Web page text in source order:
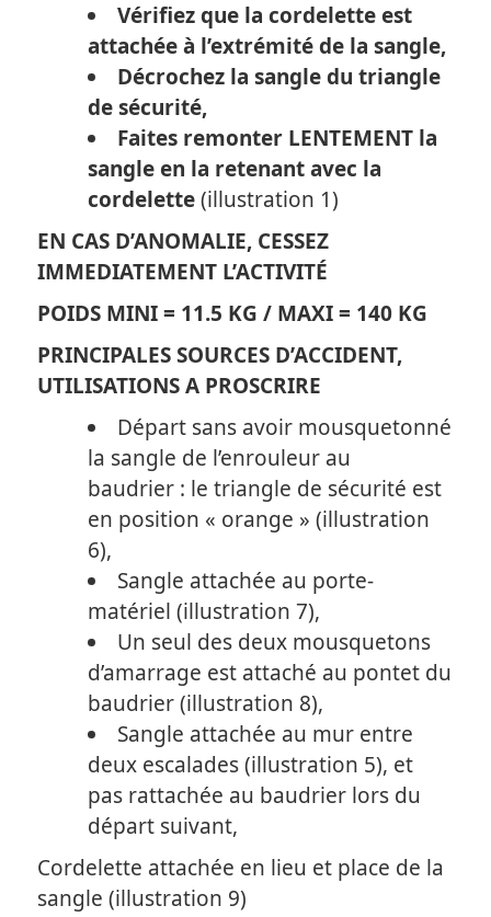
Vérifiez que la cordelette est
attachée à l’extrémité de la sangle,
Décrochez la sangle du triangle
de sécurité,
Faites remonter LENTEMENT la
sangle en la retenant avec la
cordelette(illustration 1)
EN CAS D’ANOMALIE, CESSEZ
IMMEDIATEMENT L’ACTIVITÉ
POIDS MINI = 11.5 KG / MAXI = 140 KG
PRINCIPALES SOURCES D’ACCIDENT,
UTILISATIONS A PROSCRIRE
Départ sans avoir mousquetonné
la sangle de l’enrouleur au
baudrier : le triangle de sécurité est
en position « orange » (illustration
6),
Sangle attachée au porte-
matériel (illustration 7),
Un seul des deux mousquetons
d’amarrage est attaché au pontet du
baudrier (illustration 8),
Sangle attachée au mur entre
deux escalades (illustration 5), et
pas rattachée au baudrier lors du
départ suivant,
Cordelette attachée en lieu et place de la
sangle (illustration 9)